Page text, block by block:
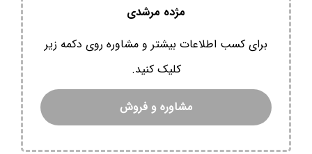
مژده مرشدی
برای کسب اطلاعات بیشتر و مشاوره روی دکمه زیر
کلیک کنید.
مشاوره و فروش